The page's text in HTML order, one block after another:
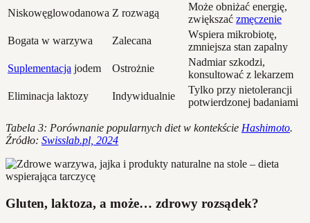
Niskowęglowodanowa Z rozwagą
Może obniżać energię,
zwiększać zmęczenie
Bogata w warzywa
Zalecana
Wspiera mikrobiotę,
zmniejsza stan zapalny
Suplementacja jodem Ostrożnie
Nadmiar szkodzi,
konsultować z lekarzem
Eliminacja laktozy
Indywidualnie
Tylko przy nietolerancji
potwierdzonej badaniami
Tabela 3: Porównanie popularnych diet w kontekście Hashimoto.
Źródło: Swisslab.pl, 2024
Gluten, laktoza, a może… zdrowy rozsądek?